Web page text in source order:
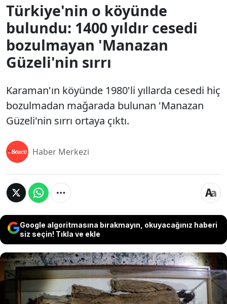
Türkiye'nin o köyünde
bulundu: 1400 yıldır cesedi
bozulmayan 'Manazan
Güzeli'nin sırrı
Karaman'ın köyünde 1980'li yıllarda cesedi hiç
bozulmadan mağarada bulunan 'Manazan
Güzeli'nin sırrı ortaya çıktı.
Haber Merkezi
Google algoritmasına bırakmayın, okuyacağınız haberi
siz seçin! Tıkla ve ekle
Karaman'ın köyünde 1980'li yıllarda